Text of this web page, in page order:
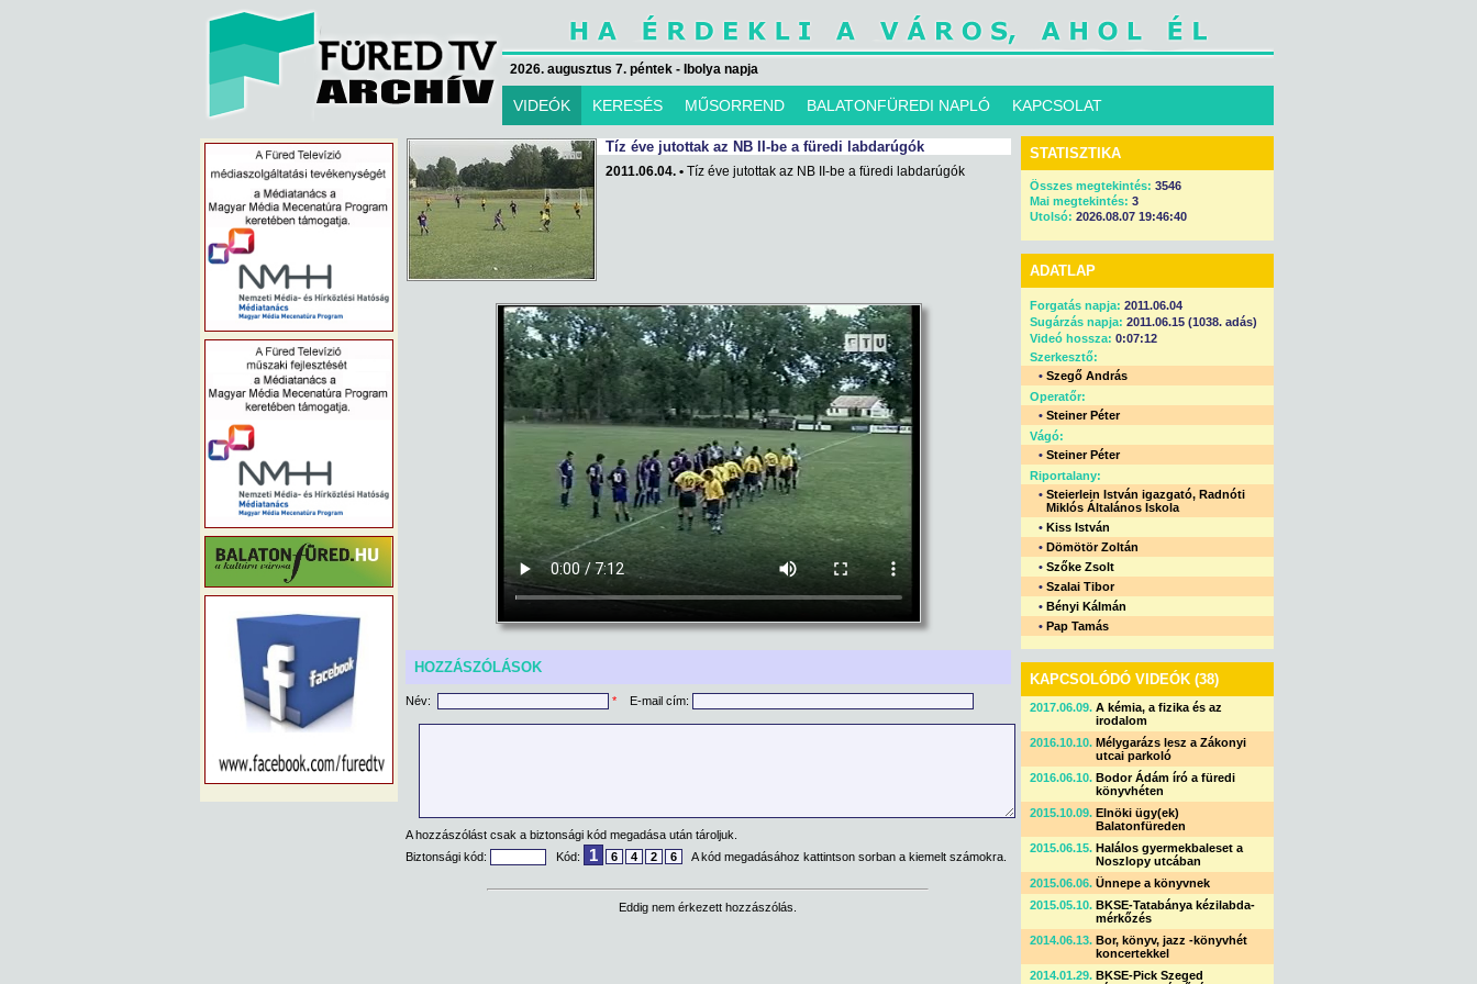
2026. augusztus 7. péntek - Ibolya napja
VIDEÓK KERESÉS MŰSORREND BALATONFÜREDI NAPLÓ KAPCSOLAT
Tíz éve jutottak az NB II-be a füredi labdarúgók
2011.06.04. • Tíz éve jutottak az NB II-be a füredi labdarúgók
HOZZÁSZÓLÁSOK
Név: * E-mail cím:
A hozzászólást csak a biztonsági kód megadása után tároljuk.
Biztonsági kód:
Kód: 1 6 4 2 6 A kód megadásához kattintson sorban a kiemelt számokra.
Eddig nem érkezett hozzászólás.
STATISZTIKA
Összes megtekintés: 3546
Mai megtekintés: 3
Utolsó: 2026.08.07 19:46:40
ADATLAP
Forgatás napja: 2011.06.04
Sugárzás napja: 2011.06.15 (1038. adás)
Videó hossza: 0:07:12
Szerkesztő:
• Szegő András
Operatőr:
• Steiner Péter
Vágó:
• Steiner Péter
Riportalany:
• Steierlein István igazgató, Radnóti
Miklós Általános Iskola
• Kiss István
• Dömötör Zoltán
• Szőke Zsolt
• Szalai Tibor
• Bényi Kálmán
• Pap Tamás
KAPCSOLÓDÓ VIDEÓK (38)
2017.06.09. A kémia, a fizika és az
irodalom
2016.10.10. Mélygarázs lesz a Zákonyi
utcai parkoló
2016.06.10. Bodor Ádám író a füredi
könyvhéten
2015.10.09. Elnöki ügy(ek)
Balatonfüreden
2015.06.15. Halálos gyermekbaleset a
Noszlopy utcában
2015.06.06. Ünnepe a könyvnek
2015.05.10. BKSE-Tatabánya kézilabda-
mérkőzés
2014.06.13. Bor, könyv, jazz -könyvhét
koncertekkel
2014.01.29. BKSE-Pick Szeged